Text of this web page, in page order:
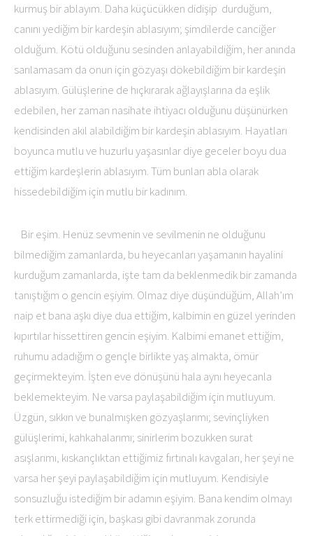
kurmuş bir ablayım. Daha küçücükken didişip durduğum,
canını yediğim bir kardeşin ablasıyım; şimdilerde canciğer
olduğum. Kötü olduğunu sesinden anlayabildiğim, her anında
sarılamasam da onun için gözyaşı dökebildiğim bir kardeşin
ablasıyım. Gülüşlerine de hıçkırarak ağlayışlarına da eşlik
edebilen, her zaman nasihate ihtiyacı olduğunu düşünürken
kendisinden akıl alabildiğim bir kardeşin ablasıyım. Hayatları
boyunca mutlu ve huzurlu yaşasınlar diye geceler boyu dua
ettiğim kardeşlerin ablasıyım. Tüm bunları abla olarak
hissedebildiğim için mutlu bir kadınım.
Bir eşim. Henüz sevmenin ve sevilmenin ne olduğunu
bilmediğim zamanlarda, bu heyecanları yaşamanın hayalini
kurduğum zamanlarda, işte tam da beklenmedik bir zamanda
tanıştığım o gencin eşiyim. Olmaz diye düşündüğüm, Allah’ım
naip et bana aşkı diye dua ettiğim, kalbimin en güzel yerinden
kıpırtılar hissettiren gencin eşiyim. Kalbimi emanet ettiğim,
ruhumu adadığım o gençle birlikte yaş almakta, ömür
geçirmekteyim. İşten eve dönüşünü hala aynı heyecanla
beklemekteyim. Ne varsa paylaşabildiğim için mutluyum.
Üzgün, sıkkın ve bunalmışken gözyaşlarımı; sevinçliyken
gülüşlerimi, kahkahalarımı; sinirlerim bozukken surat
asışlarımı, kıskançlıktan ettiğimiz fırtınalı kavgaları, her şeyi ne
varsa her şeyi paylaşabildiğim için mutluyum. Kendisiyle
sonsuzluğu istediğim bir adamın eşiyim. Bana kendim olmayı
terk ettirmediği için, başkası gibi davranmak zorunda